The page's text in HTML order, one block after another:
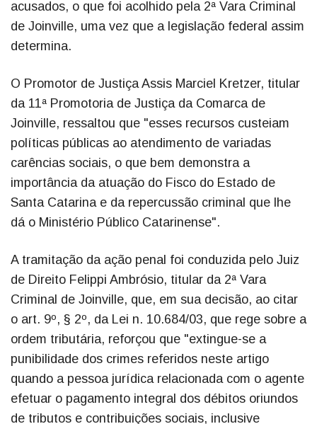
acusados, o que foi acolhido pela 2ª Vara Criminal
de Joinville, uma vez que a legislação federal assim
determina.
O Promotor de Justiça Assis Marciel Kretzer, titular
da 11ª Promotoria de Justiça da Comarca de
Joinville, ressaltou que "esses recursos custeiam
políticas públicas ao atendimento de variadas
carências sociais, o que bem demonstra a
importância da atuação do Fisco do Estado de
Santa Catarina e da repercussão criminal que lhe
dá o Ministério Público Catarinense".
A tramitação da ação penal foi conduzida pelo Juiz
de Direito Felippi Ambrósio, titular da 2ª Vara
Criminal de Joinville, que, em sua decisão, ao citar
o art. 9º, § 2º, da Lei n. 10.684/03, que rege sobre a
ordem tributária, reforçou que "extingue-se a
punibilidade dos crimes referidos neste artigo
quando a pessoa jurídica relacionada com o agente
efetuar o pagamento integral dos débitos oriundos
de tributos e contribuições sociais, inclusive